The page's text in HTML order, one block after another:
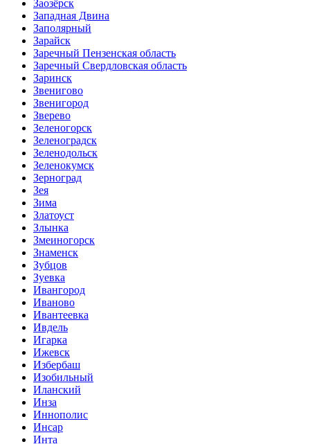
Заозёрск
Западная Двина
Заполярный
Зарайск
Заречный Пензенская область
Заречный Свердловская область
Заринск
Звенигово
Звенигород
Зверево
Зеленогорск
Зеленоградск
Зеленодольск
Зеленокумск
Зерноград
Зея
Зима
Златоуст
Злынка
Змеиногорск
Знаменск
Зубцов
Зуевка
Ивангород
Иваново
Ивантеевка
Ивдель
Игарка
Ижевск
Избербаш
Изобильный
Иланский
Инза
Иннополис
Инсар
Инта